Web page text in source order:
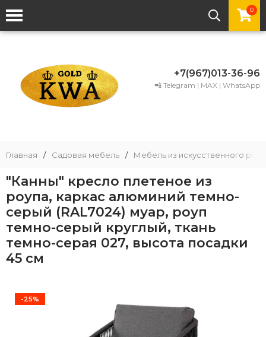
0
+7(967)013-36-96
📲 Telegram | MAX | WhatsApp
Главная / Садовая мебель / Мебель из искусственного
"Канны" кресло плетеное из
роупа, каркас алюминий темно-
серый (RAL7024) муар, роуп
темно-серый круглый, ткань
темно-серая 027, высота посадки
45 см
-25%